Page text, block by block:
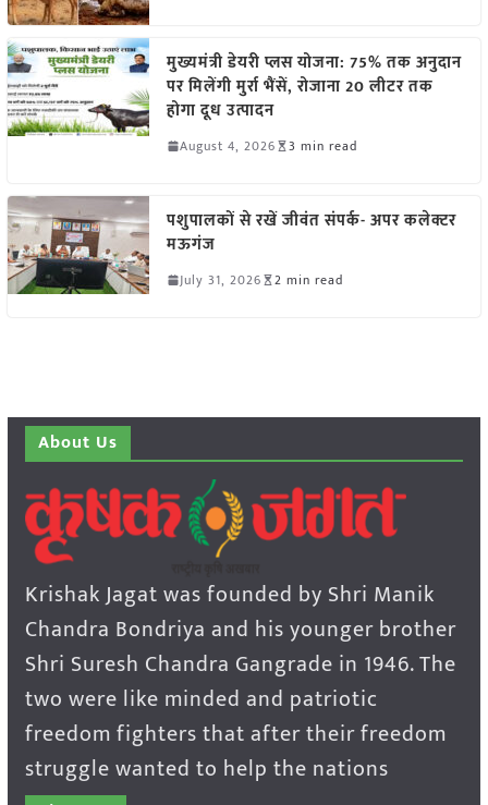
मुख्यमंत्री डेयरी प्लस योजना: 75% तक अनुदान
पर मिलेंगी मुर्रा भैंसें, रोजाना 20 लीटर तक
होगा दूध उत्पादन
August 4, 2026 3 min read
पशुपालकों से रखें जीवंत संपर्क- अपर कलेक्टर
मऊगंज
July 31, 2026 2 min read
About Us
Krishak Jagat was founded by Shri Manik
Chandra Bondriya and his younger brother
Shri Suresh Chandra Gangrade in 1946. The
two were like minded and patriotic
freedom fighters that after their freedom
struggle wanted to help the nations